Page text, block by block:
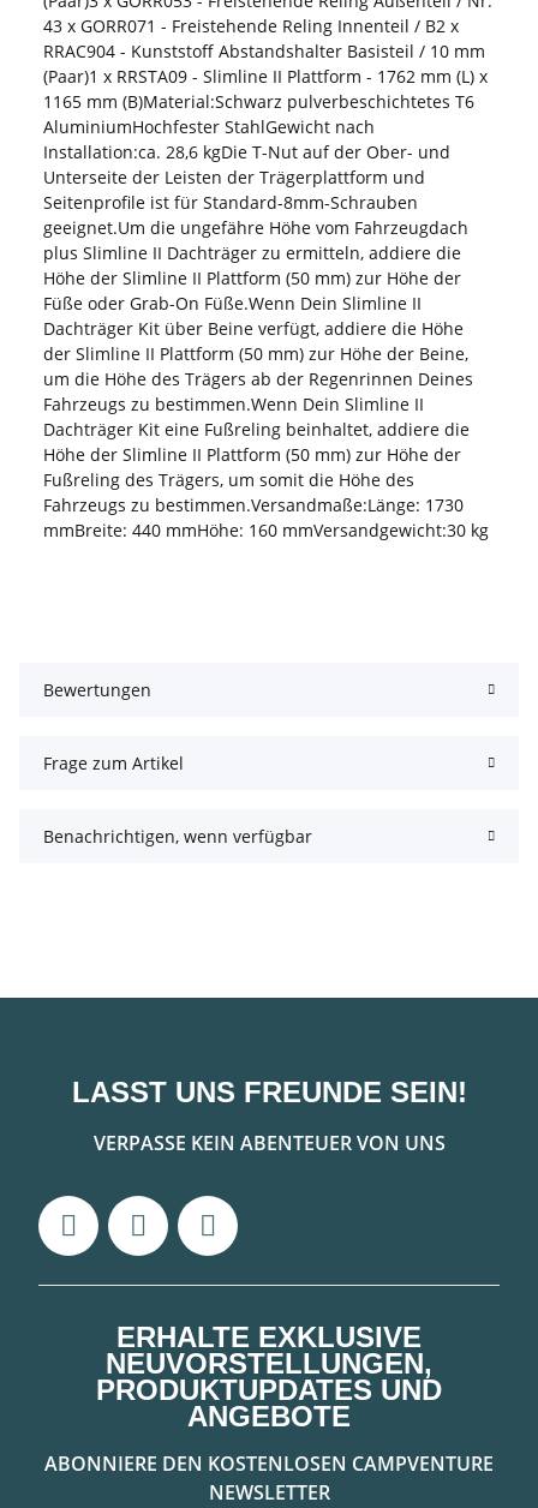
43 x GORR071 - Freistehende Reling Innenteil / B2 x
RRAC904 - Kunststoff Abstandshalter Basisteil / 10 mm
(Paar)1 x RRSTA09 - Slimline II Plattform - 1762 mm (L) x
1165 mm (B)Material:Schwarz pulverbeschichtetes T6
AluminiumHochfester StahlGewicht nach
Installation:ca. 28,6 kgDie T-Nut auf der Ober- und
Unterseite der Leisten der Trägerplattform und
Seitenprofile ist für Standard-8mm-Schrauben
geeignet.Um die ungefähre Höhe vom Fahrzeugdach
plus Slimline II Dachträger zu ermitteln, addiere die
Höhe der Slimline II Plattform (50 mm) zur Höhe der
Füße oder Grab-On Füße.Wenn Dein Slimline II
Dachträger Kit über Beine verfügt, addiere die Höhe
der Slimline II Plattform (50 mm) zur Höhe der Beine,
um die Höhe des Trägers ab der Regenrinnen Deines
Fahrzeugs zu bestimmen.Wenn Dein Slimline II
Dachträger Kit eine Fußreling beinhaltet, addiere die
Höhe der Slimline II Plattform (50 mm) zur Höhe der
Fußreling des Trägers, um somit die Höhe des
Fahrzeugs zu bestimmen.Versandmaße:Länge: 1730
mmBreite: 440 mmHöhe: 160 mmVersandgewicht:30 kg
Bewertungen
Frage zum Artikel
Benachrichtigen, wenn verfügbar
LASST UNS FREUNDE SEIN!
VERPASSE KEIN ABENTEUER VON UNS
ERHALTE EXKLUSIVE
NEUVORSTELLUNGEN,
PRODUKTUPDATES UND
ANGEBOTE
ABONNIERE DEN KOSTENLOSEN CAMPVENTURE
NEWSLETTER